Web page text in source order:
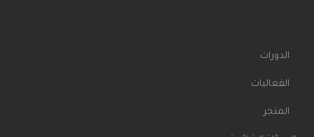
الدورات
الفعاليات
المتجر